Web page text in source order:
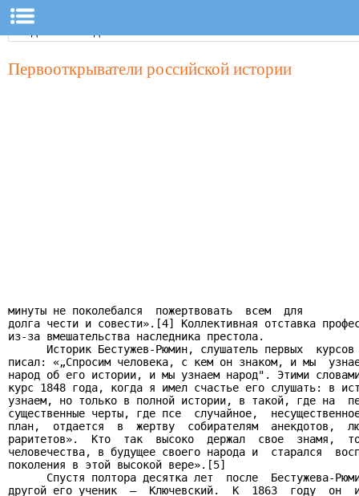
Первооткрыватели российской истории
минуты не поколебался  пожертвовать  всем  для
долга чести и совести».[4] Коллективная отставка
из-за вмешательства наследника престола.
Историк Бестужев-Рюмин, слушатель первых
писал: «„Спросим человека, с кем он знаком, и мы
народ об его истории, и мы узнаем народ". Этими
курс 1848 года, когда я имел счастье его слушать: в
узнаем, но только в полной истории, в такой, где на
существенные черты, где псе  случайное,
план,  отдается  в  жертву  собирателям  анекдотов,
раритетов».  Кто  так  высоко  держал  свое  знамя,
человечества, в будущее своего народа и  старался
поколения в этой высокой вере».[5]
Спустя полтора десятка лет  после  Бестужева-
другой его ученик  —  Ключевский.  К  1863  году  он